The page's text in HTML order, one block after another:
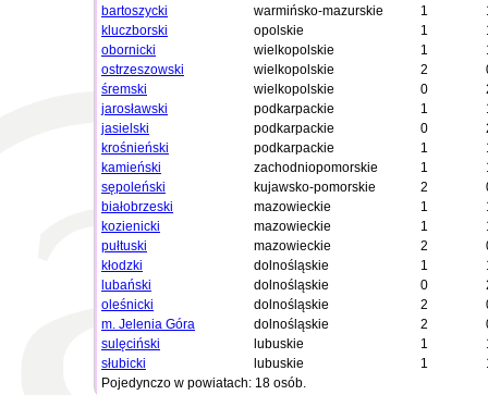
bartoszycki
warmińsko-mazurskie 1
kluczborski
opolskie 1
obornicki
wielkopolskie 1
ostrzeszowski
wielkopolskie 2
śremski
wielkopolskie 0
jarosławski
podkarpackie 1
jasielski
podkarpackie 0
krośnieński
podkarpackie 1
kamieński
zachodniopomorskie 1
sępoleński
kujawsko-pomorskie 2
białobrzeski
mazowieckie 1
kozienicki
mazowieckie 1
pułtuski
mazowieckie 2
kłodzki
dolnośląskie 1
lubański
dolnośląskie 0
oleśnicki
dolnośląskie 2
m. Jelenia Góra
dolnośląskie 2
sulęciński
lubuskie 1
słubicki
lubuskie 1
Pojedynczo w powiatach: 18 osób.